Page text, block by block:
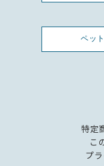
ペッ
特定
こ
プ